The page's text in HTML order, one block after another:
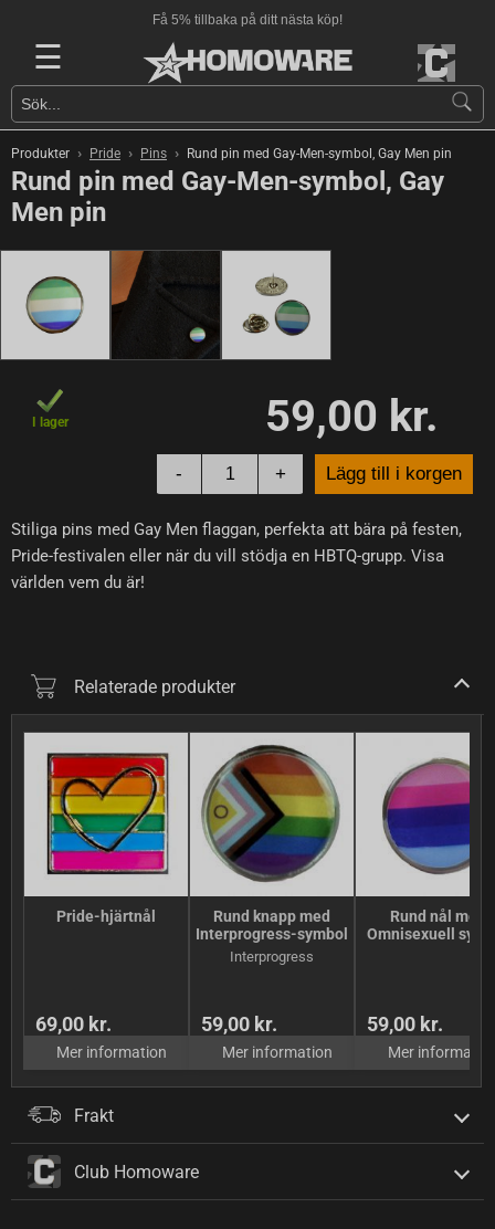
Få 5% tillbaka på ditt nästa köp!
☰
Produkter › Pride › Pins › Rund pin med Gay-Men-symbol, Gay Men pin
Rund pin med Gay-Men-symbol, Gay
Men pin
I lager 59,00 kr.
- + Lägg till i korgen
Stiliga pins med Gay Men flaggan, perfekta att bära på festen,
Pride-festivalen eller när du vill stödja en HBTQ-grupp. Visa
världen vem du är!
Relaterade produkter
Pride-hjärtnål
69,00 kr.
Mer information
Rund knapp med
Interprogress-symbol
Interprogress
59,00 kr.
Mer information
Rund nål med
Omnisexuell
59,00 kr.
Mer
Frakt
Club Homoware